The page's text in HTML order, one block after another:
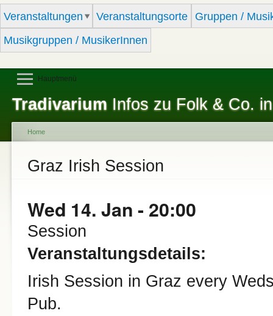
Veranstaltungen Veranstaltungsorte
Gruppen /
Musikgruppen / MusikerInnen
Tradivarium Infos zu Folk & Co.
Hauptmenü
You are here
Home
Graz Irish Session
Wed 14. Jan - 20:00
Session
Veranstaltungsdetails:
Irish Session in Graz every
Pub.